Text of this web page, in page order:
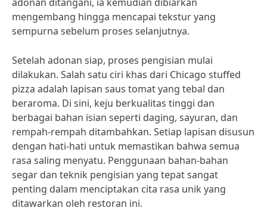
mengembang hingga mencapai tekstur yang
sempurna sebelum proses selanjutnya.
Setelah adonan siap, proses pengisian mulai
dilakukan. Salah satu ciri khas dari Chicago stuffed
pizza adalah lapisan saus tomat yang tebal dan
beraroma. Di sini, keju berkualitas tinggi dan
berbagai bahan isian seperti daging, sayuran, dan
rempah-rempah ditambahkan. Setiap lapisan disusun
dengan hati-hati untuk memastikan bahwa semua
rasa saling menyatu. Penggunaan bahan-bahan
segar dan teknik pengisian yang tepat sangat
penting dalam menciptakan cita rasa unik yang
ditawarkan oleh restoran ini.